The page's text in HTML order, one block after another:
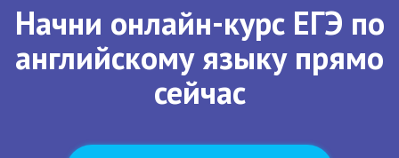
Начни онлайн-курс ЕГЭ по
английскому языку прямо
сейчас